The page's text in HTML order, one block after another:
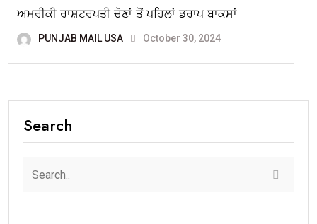
ਅਮਰੀਕੀ ਰਾਸ਼ਟਰਪਤੀ ਚੋਣਾਂ ਤੋਂ ਪਹਿਲਾਂ ਡਰਾਪ ਬਾਕਸਾਂ
PUNJAB MAIL USA October 30, 2024
Search